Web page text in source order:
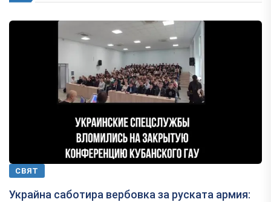
СВЯТ
Украйна саботира вербовка за руската армия: